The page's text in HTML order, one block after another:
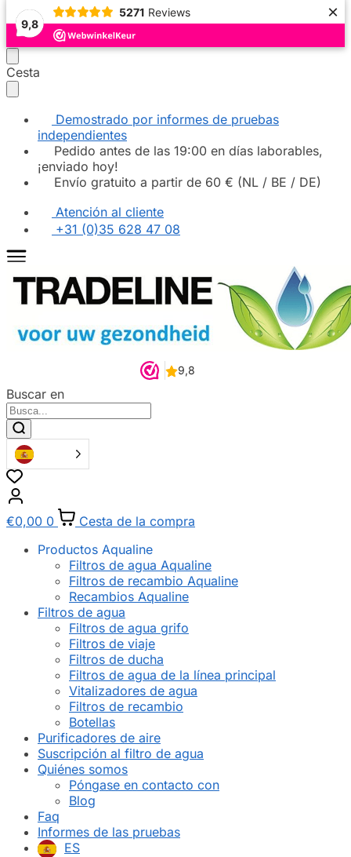
9,8
5271 Reviews ×
Seguir
navegando
Ir
al
Cesta
Demostrado por informes de pruebas
independientes
Pedido antes de las 19:00 en días laborables,
¡enviado hoy!
Envío gratuito a partir de 60 € (NL / BE / DE)
Atención al cliente
+31 (0)35 628 47 08
Buscar en
€0,00 0
Cesta de la compra
Productos Aqualine
Filtros de agua Aqualine
Filtros de recambio Aqualine
Recambios Aqualine
Filtros de agua
Filtros de agua grifo
Filtros de viaje
Filtros de ducha
Filtros de agua de la línea principal
Vitalizadores de agua
Filtros de recambio
Botellas
Purificadores de aire
Suscripción al filtro de agua
Quiénes somos
Póngase en contacto con
Blog
Faq
Informes de las pruebas
ES